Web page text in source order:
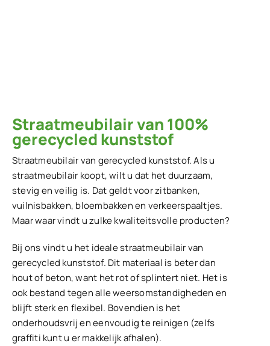
Straatmeubilair van 100%
gerecycled kunststof
Straatmeubilair van gerecycled kunststof. Als u
straatmeubilair koopt, wilt u dat het duurzaam,
stevig en veilig is. Dat geldt voor zitbanken,
vuilnisbakken, bloembakken en verkeerspaaltjes.
Maar waar vindt u zulke kwaliteitsvolle producten?
Bij ons vindt u het ideale straatmeubilair van
gerecycled kunststof. Dit materiaal is beter dan
hout of beton, want het rot of splintert niet. Het is
ook bestand tegen alle weersomstandigheden en
blijft sterk en flexibel. Bovendien is het
onderhoudsvrij en eenvoudig te reinigen (zelfs
graffiti kunt u er makkelijk afhalen).